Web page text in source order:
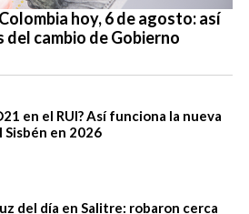
hoy, 6 de agosto: así
del cambio de Gobierno
en el RUI? Así funciona la nueva
en 2026
del día en Salitre: robaron cerca